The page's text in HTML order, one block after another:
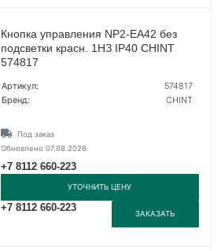
Кнопка управления NP2-EA42 без
подсветки красн. 1НЗ IP40 CHINT
574817
Артикул:
574817
Бренд:
CHINT
Под заказ
Обновлено 07.08.2026
+7 8112 660-223
УТОЧНИТЬ ЦЕНУ
+7 8112 660-223
ЗАКАЗАТЬ